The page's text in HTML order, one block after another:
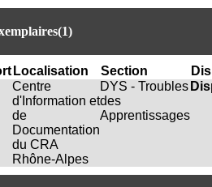
Localisation Section
Centre
d'Information et
de
Documentation
du CRA
Rhône-Alpes
DYS - Troubles
des
Apprentissages